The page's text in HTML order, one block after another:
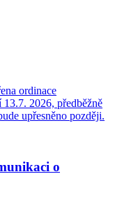
ordinace
2026, předběžně
upřesněno později.
o